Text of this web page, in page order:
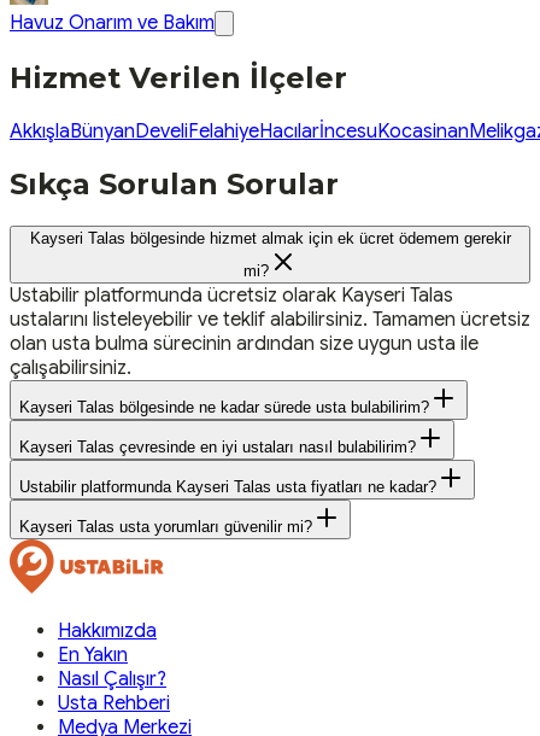
Havuz Onarım ve Bakım
Hizmet Verilen İlçeler
AkkışlaBünyanDeveliFelahiyeHacılarİncesuKocasinan
Sıkça Sorulan Sorular
Kayseri Talas bölgesinde hizmet almak için ek ücret ödemem gerekir
mi?
Ustabilir platformunda ücretsiz olarak Kayseri Talas
ustalarını listeleyebilir ve teklif alabilirsiniz. Tamamen ücretsiz
olan usta bulma sürecinin ardından size uygun usta ile
çalışabilirsiniz.
Kayseri Talas bölgesinde ne kadar sürede usta bulabilirim?
Kayseri Talas çevresinde en iyi ustaları nasıl bulabilirim?
Ustabilir platformunda Kayseri Talas usta fiyatları ne kadar?
Kayseri Talas usta yorumları güvenilir mi?
Hakkımızda
En Yakın
Nasıl Çalışır?
Usta Rehberi
Medya Merkezi